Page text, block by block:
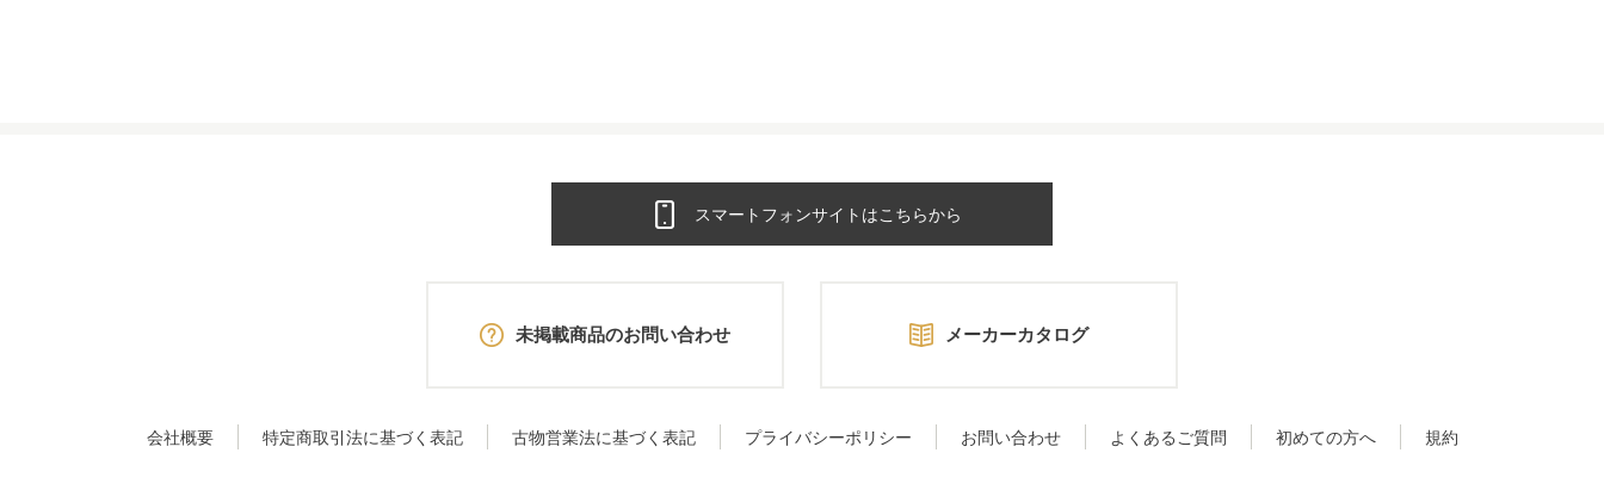
スマートフォンサイトはこちらから
未掲載商品のお問い合わせ メーカーカタログ
会社概要 特定商取引法に基づく表記 古物営業法に基づく表記 プライバシーポリシー お問い合わせ よくあるご質問 初めての方へ 規約